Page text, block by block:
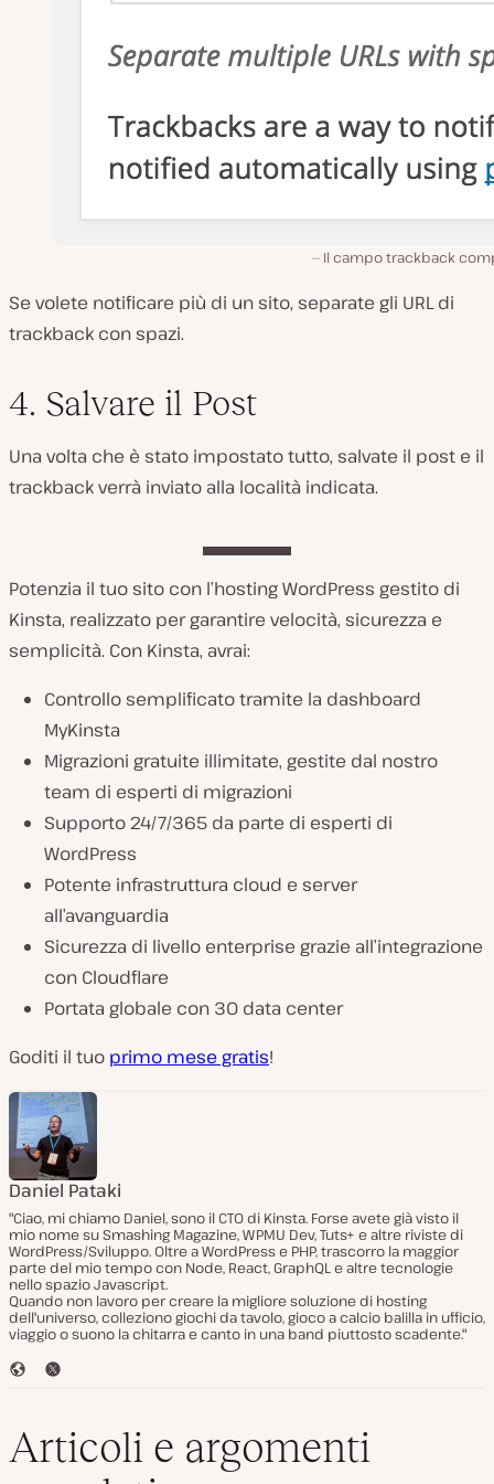
Il campo trackback
Se volete notificare più di un sito, separate gli URL di
trackback con spazi.
4. Salvare il Post
Una volta che è stato impostato tutto, salvate il post e il
trackback verrà inviato alla località indicata.
Potenzia il tuo sito con l’hosting WordPress gestito di
Kinsta, realizzato per garantire velocità, sicurezza e
semplicità. Con Kinsta, avrai:
Controllo semplificato tramite la dashboard
MyKinsta
Migrazioni gratuite illimitate, gestite dal nostro
team di esperti di migrazioni
Supporto 24/7/365 da parte di esperti di
WordPress
Potente infrastruttura cloud e server
all’avanguardia
Sicurezza di livello enterprise grazie all’integrazione
con Cloudflare
Portata globale con 30 data center
Goditi il tuo primo mese gratis!
Daniel Pataki
"Ciao, mi chiamo Daniel, sono il CTO di Kinsta. Forse avete già visto il
mio nome su Smashing Magazine, WPMU Dev, Tuts+ e altre riviste di
WordPress/Sviluppo. Oltre a WordPress e PHP, trascorro la maggior
parte del mio tempo con Node, React, GraphQL e altre tecnologie
nello spazio Javascript.
Quando non lavoro per creare la migliore soluzione di hosting
dell'universo, colleziono giochi da tavolo, gioco a calcio balilla in ufficio,
viaggio o suono la chitarra e canto in una band piuttosto scadente."
S
W
T
t
Articoli e argomenti